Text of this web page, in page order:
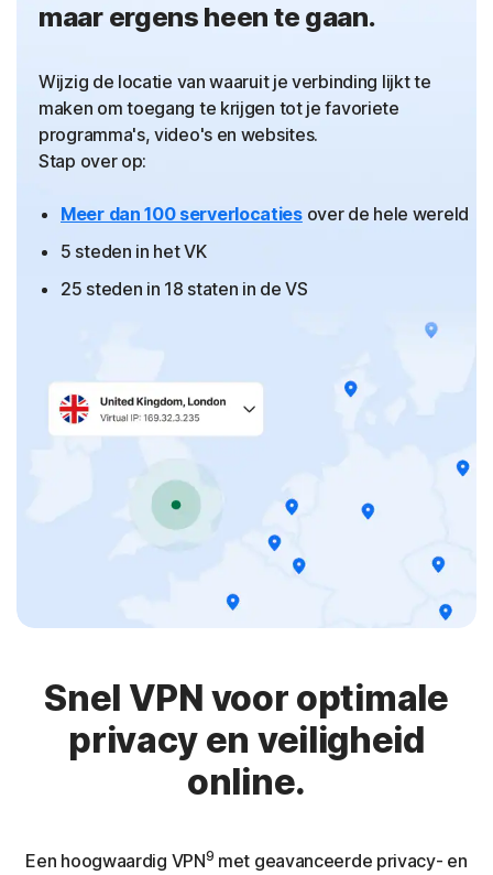
maar ergens heen te gaan.
Wijzig de locatie van waaruit je verbinding lijkt te
maken om toegang te krijgen tot je favoriete
programma's, video's en websites.
Stap over op:
Meer dan 100 serverlocatiesover de hele wereld
5 steden in het VK
25 steden in 18 staten in de VS
Snel VPN voor optimale
privacy en veiligheid
online.
Een hoogwaardig VPN9 met geavanceerde privacy- en